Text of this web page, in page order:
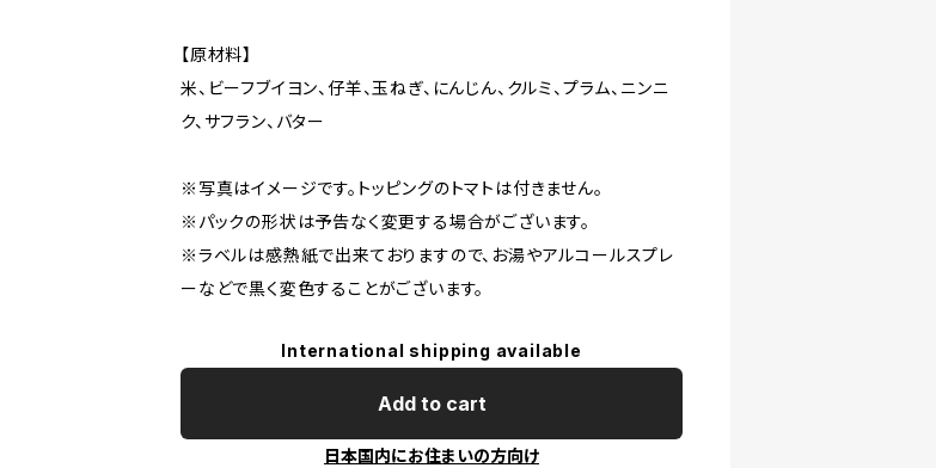
【原材料】
米、ビーフブイヨン、仔羊、玉ねぎ、にんじん、クルミ、プラム、ニンニ
ク、サフラン、バター
※写真はイメージです。トッピングのトマトは付きません。
※パックの形状は予告なく変更する場合がございます。
※ラベルは感熱紙で出来ておりますので、お湯やアルコールスプレ
ーなどで黒く変色することがございます。
International shipping available
Add to cart
日本国内にお住まいの方向け